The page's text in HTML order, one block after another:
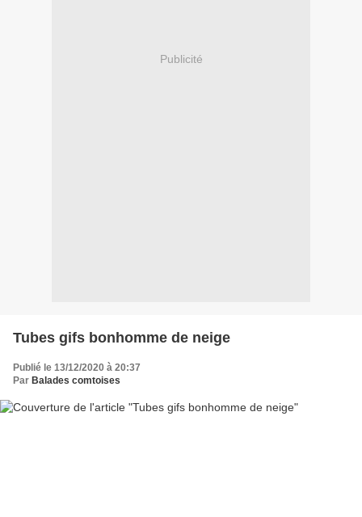
Publicité
Tubes gifs bonhomme de neige
Publié le 13/12/2020 à 20:37
Par Balades comtoises